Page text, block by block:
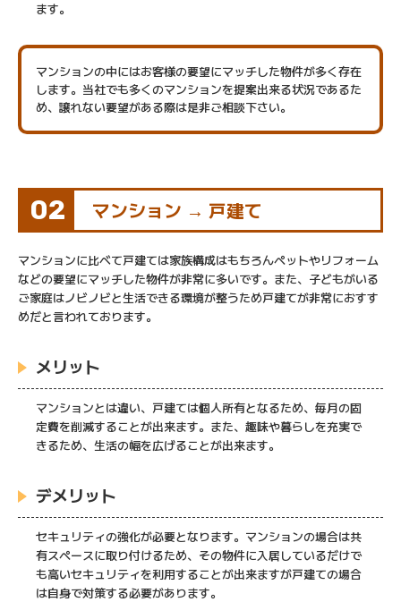
ます。
マンションの中にはお客様の要望にマッチした物件が多く存在
します。当社でも多くのマンションを提案出来る状況であるた
め、譲れない要望がある際は是非ご相談下さい。
02 マンション → 戸建て
マンションに比べて戸建ては家族構成はもちろんペットやリフォーム
などの要望にマッチした物件が非常に多いです。また、子どもがいる
ご家庭はノビノビと生活できる環境が整うため戸建てが非常におすす
めだと言われております。
メリット
マンションとは違い、戸建ては個人所有となるため、毎月の固
定費を削減することが出来ます。また、趣味や暮らしを充実で
きるため、生活の幅を広げることが出来ます。
デメリット
セキュリティの強化が必要となります。マンションの場合は共
有スペースに取り付けるため、その物件に入居しているだけで
も高いセキュリティを利用することが出来ますが戸建ての場合
は自身で対策する必要があります。